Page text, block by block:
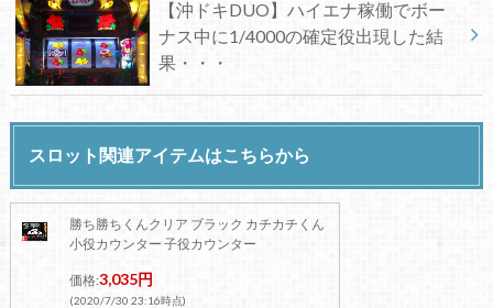
【沖ドキDUO】ハイエナ稼働でボー
ナス中に1/4000の確定役出現した結
果・・・
スロット関連アイテムはこちらから
勝ち勝ちくんクリア ブラック カチカチくん
小役カウンター 子役カウンター
価格:3,035円
(2020/7/30 23:16時点)